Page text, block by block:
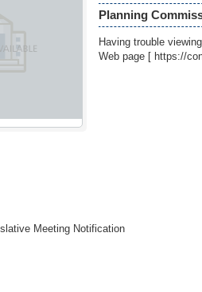
Planning
Having trouble
Web page [ https://
Meeting Notification